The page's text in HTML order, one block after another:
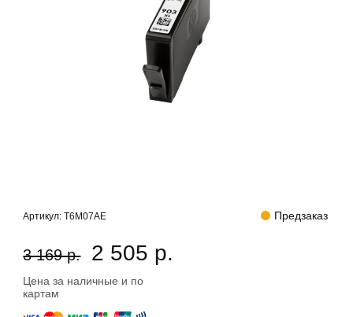
Артикул:T6M07AE Предзаказ
3 169 р. 2 505 р.
Цена за наличные и по
картам